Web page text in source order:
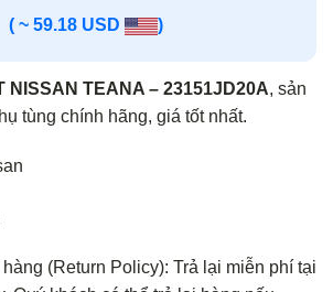
( ~ 59.18 USD )
NISSAN TEANA – 23151JD20A, sản
tùng chính hãng, giá tốt nhất.
(Return Policy): Trả lại miễn phí tại